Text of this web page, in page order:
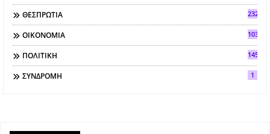
ΘΕΣΠΡΩΤΙΑ 2321
ΟΙΚΟΝΟΜΙΑ 103
ΠΟΛΙΤΙΚΗ 145
ΣΥΝΔΡΟΜΗ 1